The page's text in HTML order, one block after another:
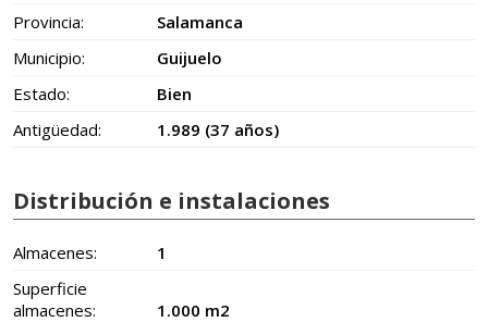
Provincia:
Salamanca
Municipio:
Guijuelo
Estado:
Bien
Antigüedad:
1.989 (37 años)
Distribución e instalaciones
Almacenes:
1
Superficie
almacenes:
1.000 m2